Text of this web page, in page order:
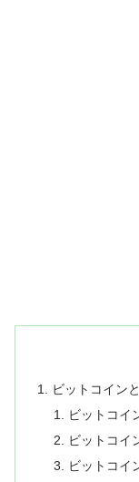
ビットコイン
ビットコイ
ビットコイ
ビットコイ